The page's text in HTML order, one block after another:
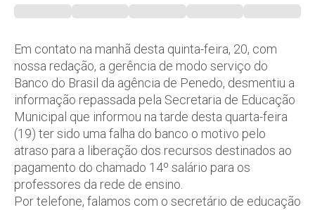
Em contato na manhã desta quinta-feira, 20, com
nossa redação, a gerência de modo serviço do
Banco do Brasil da agência de Penedo, desmentiu a
informação repassada pela Secretaria de Educação
Municipal que informou na tarde desta quarta-feira
(19) ter sido uma falha do banco o motivo pelo
atraso para a liberação dos recursos destinados ao
pagamento do chamado 14º salário para os
professores da rede de ensino.
Por telefone, falamos com o secretário de educação